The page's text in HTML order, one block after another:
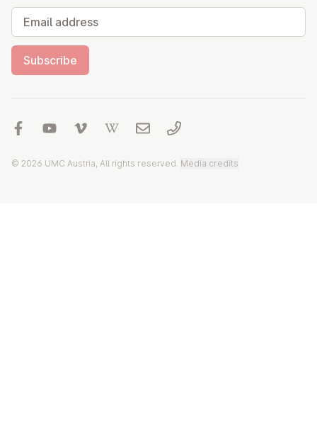
Email address
Subscribe
© 2026 UMC Austria, All rights reserved. Media credits